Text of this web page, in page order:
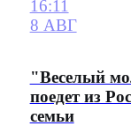
16:11
8 АВГ
"Веселый
поедет из
семьи